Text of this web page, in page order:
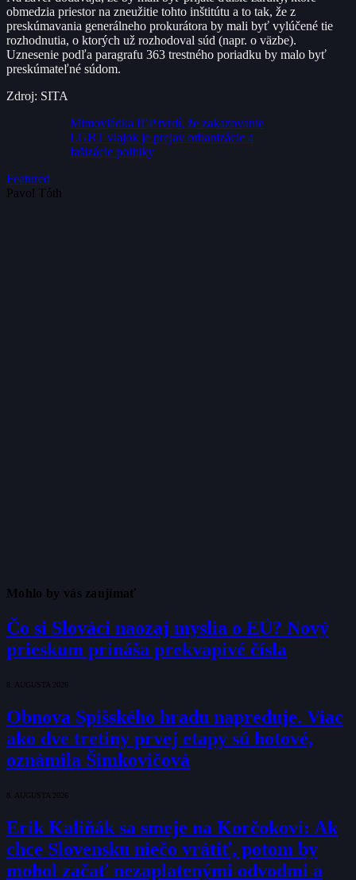
obmedzia priestor na zneužitie tohto inštitútu a to tak, že z
preskúmavania generálneho prokurátora by mali byť vylúčené tie
rozhodnutia, o ktorých už rozhodoval súd (napr. o väzbe).
Uznesenie podľa paragrafu 363 trestného poriadku by malo byť
preskúmateľné súdom.
Zdroj: SITA
Mimovládka IĽP tvrdí, že zakazovanie
LGBT vlajok je prejav orbanizácie a
fašizácie politiky
Featured
Pavol Tóth
Mohlo by vás zaujímať
Čo si Slováci naozaj myslia o EÚ? Nový
prieskum prináša prekvapivé čísla
8. AUGUSTA 2026
Obnova Spišského hradu napreduje. Viac
ako dve tretiny prvej etapy sú hotové,
oznámila Šimkovičová
8. AUGUSTA 2026
Erik Kaliňák sa smeje na Korčokovi: Ak
chce Slovensku niečo vrátiť, potom by
mohol začať nezaplatenými odvodmi a